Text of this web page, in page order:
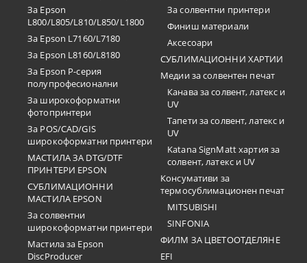
За Epson
L800/L805/L810/L850/L1800
За Epson L7160/L7180
За Epson L8160/L8180
За Epson P-серия
полупрофесионални
За широкоформатни
фотопринтери
За POS/CAD/GIS
широкоформатни принтери
МАСТИЛА ЗА DTG/DTF
ПРИНТЕРИ EPSON
СУБЛИМАЦИОННИ
МАСТИЛА EPSON
За солвентни
широкоформатни принтери
Мастила за Epson
DiscProducer
За солвентни принтери
Финиш материали
Аксесоари
СУБЛИМАЦИОННИ ХАРТИИ
Медии за солвентен печат
Канава за солвент, латекс и
UV
Тапети за солвент, латекс и
UV
Katana SignMatt хартия за
солвент, латекс и UV
Консумативи за
термосублимационен печат
MITSUBISHI
SINFONIA
ФИЛМ ЗА ЦВЕТООТДЕЛЯНЕ
EFI